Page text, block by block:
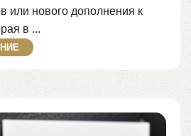
или нового дополнения к
в ...